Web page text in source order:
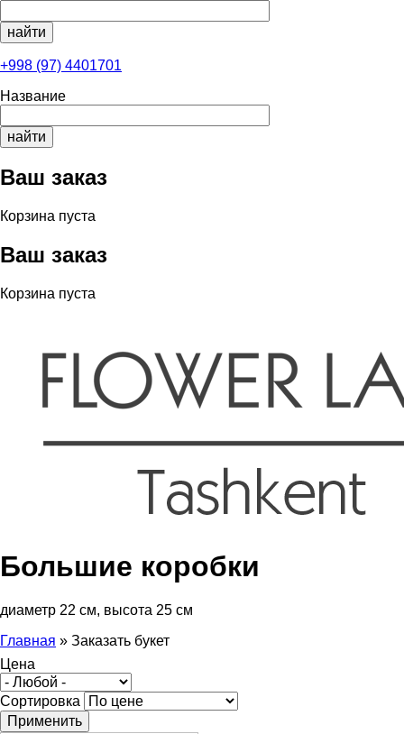
+998 (97) 4401701
Название
Ваш заказ
Корзина пуста
Ваш заказ
Корзина пуста
Большие коробки
диаметр 22 см, высота 25 см
Вы здесь
Главная » Заказать букет
Цена
Сортировка